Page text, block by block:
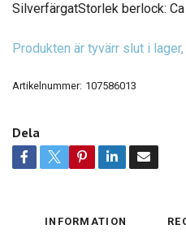
SilverfärgatStorlek berlock:
Produkten är tyvärr slut i
Artikelnummer: 107586013
Dela
INFORMATION